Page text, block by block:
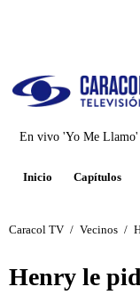
En vivo 'Yo Me Llamo'
Inicio Capítulos
Caracol TV / Vecinos /
Henry le